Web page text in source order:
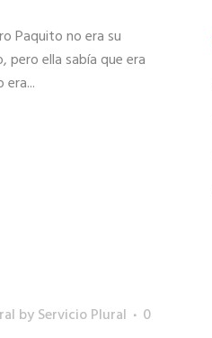
Paquito no era su
pero ella sabía que era
byServicio Plural
0